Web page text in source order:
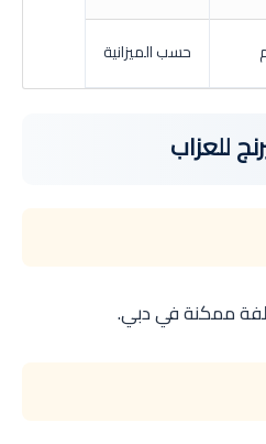
حسب الميزانية
للعزاب
ممكنة في دبي.